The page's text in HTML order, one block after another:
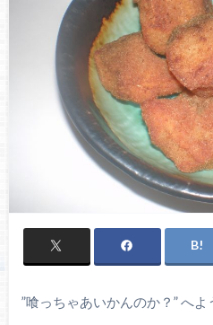
”喰っちゃあいかんのか？” へよ